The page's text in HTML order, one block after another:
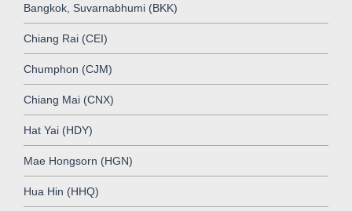
Bangkok, Suvarnabhumi (BKK)
Chiang Rai (CEI)
Chumphon (CJM)
Chiang Mai (CNX)
Hat Yai (HDY)
Mae Hongsorn (HGN)
Hua Hin (HHQ)